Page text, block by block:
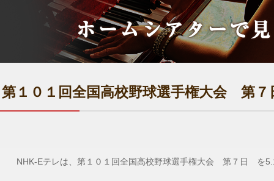
第１０１回全国高校野球選手権大会 第
NHK-Eテレは、第１０１回全国高校野球選手権大会 第７日 を